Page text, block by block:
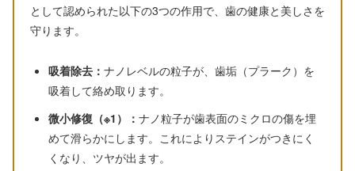
として認められた以下の3つの作用で、歯の健康と美しさを
守ります。
吸着除去： ナノレベルの粒子が、歯垢（プラーク）を
吸着して絡め取ります。
微小修復（※1）： ナノ粒子が歯表面のミクロの傷を埋
めて滑らかにします。これによりステインがつきにく
くなり、ツヤが出ます。